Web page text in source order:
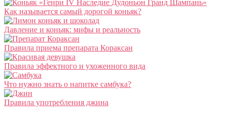
Как называется самый дорогой коньяк?
Давление и коньяк: мифы и реальность
Правила приема препарата Кораксан
Правила эффектного и ухоженного вида
Что нужно знать о напитке самбука?
Правила употребления джина